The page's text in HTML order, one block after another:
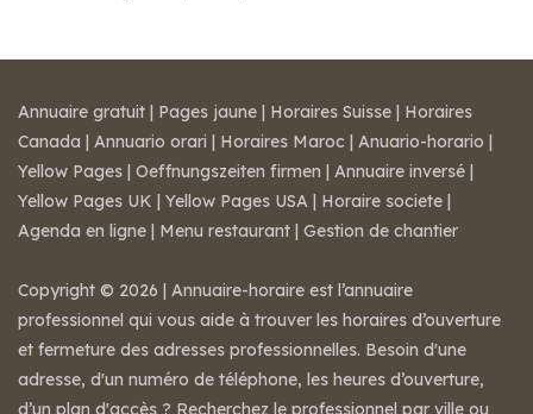
Annuaire gratuit | Pages jaune | Horaires Suisse | Horaires
Canada | Annuario orari | Horaires Maroc | Anuario-horario |
Yellow Pages | Oeffnungszeiten firmen | Annuaire inversé |
Yellow Pages UK | Yellow Pages USA | Horaire societe |
Agenda en ligne | Menu restaurant | Gestion de chantier
Copyright © 2026 | Annuaire-horaire est l’annuaire
professionnel qui vous aide à trouver les horaires d’ouverture
et fermeture des adresses professionnelles. Besoin d'une
adresse, d'un numéro de téléphone, les heures d’ouverture,
d’un plan d'accès ? Recherchez le professionnel par ville ou